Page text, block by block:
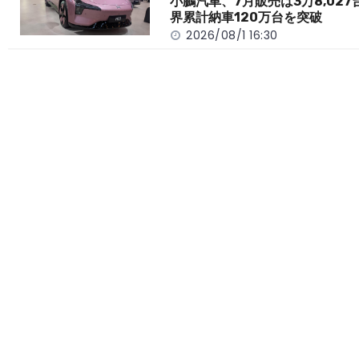
界累計納車120万台を突破
2026/08/1 16:30